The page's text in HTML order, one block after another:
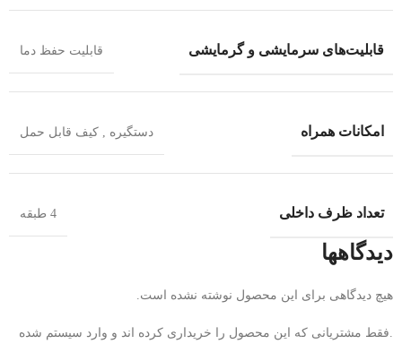
قابلیت‌های سرمایشی و گرمایشی قابلیت حفظ دما
امکانات همراه دستگیره , کیف قابل حمل
تعداد ظرف داخلی 4 طبقه
دیدگاهها
هیچ دیدگاهی برای این محصول نوشته نشده است.
.فقط مشتریانی که این محصول را خریداری کرده اند و وارد سیستم شده